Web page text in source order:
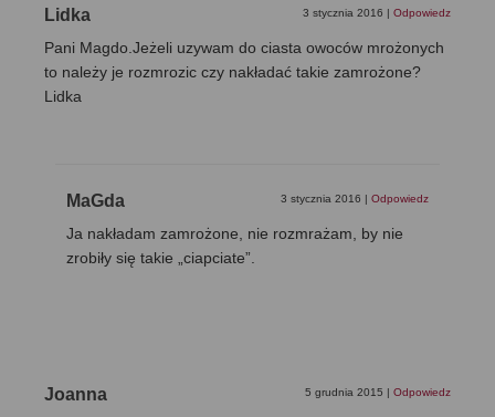
Lidka 3 stycznia 2016 Odpowiedz
Pani Magdo.Jeżeli uzywam do ciasta owoców mrożonych
to należy je rozmrozic czy nakładać takie zamrożone?
Lidka
MaGda 3 stycznia 2016 Odpowiedz
Ja nakładam zamrożone, nie rozmrażam, by nie
zrobiły się takie „ciapciate”.
Joanna 5 grudnia 2015 Odpowiedz